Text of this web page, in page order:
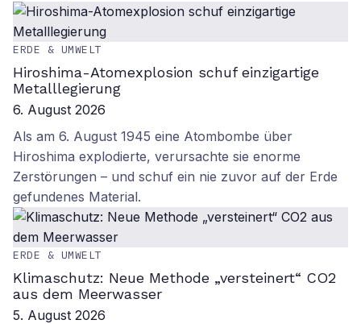
ERDE & UMWELT
Hiroshima-Atomexplosion schuf einzigartige
Metalllegierung
6. August 2026
Als am 6. August 1945 eine Atombombe über
Hiroshima explodierte, verursachte sie enorme
Zerstörungen – und schuf ein nie zuvor auf der Erde
gefundenes Material.
ERDE & UMWELT
Klimaschutz: Neue Methode „versteinert“ CO2
aus dem Meerwasser
5. August 2026